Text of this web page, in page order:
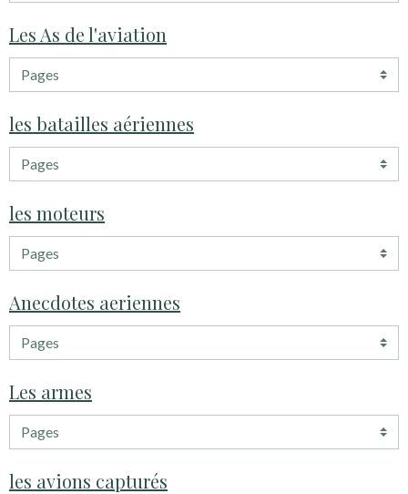
Les As de l'aviation
les batailles aériennes
les moteurs
Anecdotes aeriennes
Les armes
les avions capturés